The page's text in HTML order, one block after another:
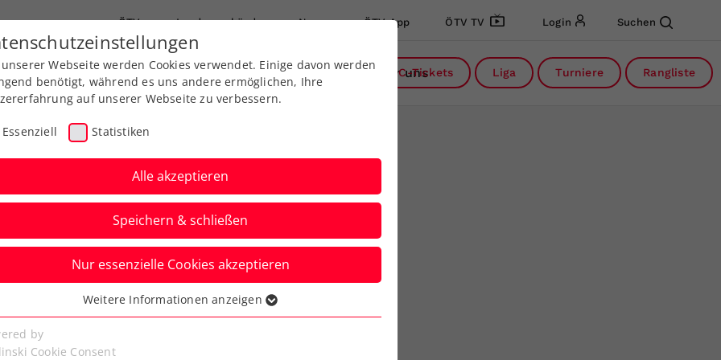
ÖTV Landesverbände News ÖTV App ÖTV TV Login Suchen
Leistungssport Ausbildung Services Über uns
DC-Tickets Liga Turniere Rangliste
Herren bei Auslosung
Webseite werden Cookies verwendet. Einige davon werden
benötigt, während es uns andere ermöglichen, Ihre
auf unserer Webseite zu verbessern.
Essenziell Statistiken
Alle akzeptieren
Speichern & schließen
Nur essenzielle Cookies akzeptieren
Cookies werden für grundlegende Funktionen der
benötigt. Dadurch ist gewährleistet, dass die Webseite
Weitere Informationen anzeigen
by
Cookie Consent